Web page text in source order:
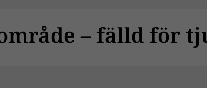
– fälld för